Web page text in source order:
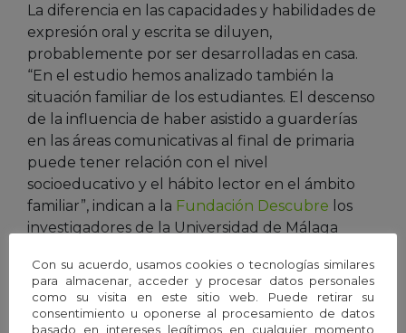
La diferencia en las capacidades y habilidades de
expresión oral y escrita se diluyen,
probablemente por ser desarrolladas en casa.
“En el estudio hemos analizado también la
situación familiar de los estudiantes. El descenso
de la influencia de haber asistido a guarderías
en las áreas comunicativas al final de primaria
puede tener relación con el nivel
socioeducativo y el hábito lector en el ámbito
familiar”, indican a la Fundación Descubre los
investigadores de la Universidad de Málaga
Alejandro López-Agudo, autores del artículo.
Con su acuerdo, usamos cookies o tecnologías similares
para almacenar, acceder y procesar datos personales
como su visita en este sitio web. Puede retirar su
consentimiento u oponerse al procesamiento de datos
basado en intereses legítimos en cualquier momento